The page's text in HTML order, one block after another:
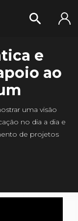
e
ao
uma visão
no dia a dia e
de projetos